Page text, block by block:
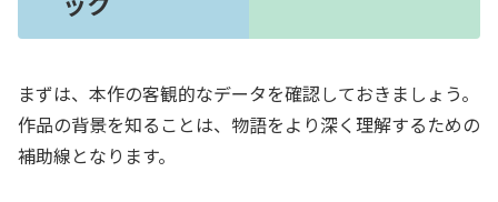
まずは、本作の客観的なデータを確認しておきましょう。
作品の背景を知ることは、物語をより深く理解するための
補助線となります。